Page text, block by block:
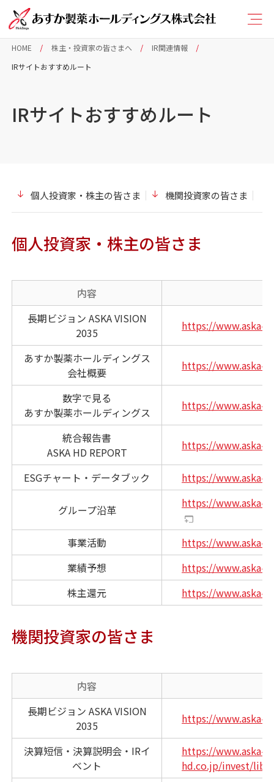
HOME 株主・投資家の皆さまへ
IR関連情報
IRサイトおすすめルート
IRサイトおすすめルート
個人投資家・株主の皆さま 機関投資家の皆さま
個人投資家・株主の皆さま
内容
長期ビジョン ASKA VISION
2035
https://www.aska-
あすか製薬ホールディングス
会社概要
https://www.aska-
数字で見る
あすか製薬ホールディングス
https://www.aska-
統合報告書
ASKA HD REPORT
https://www.aska-
ESGチャート・データブック https://www.aska-
グループ沿革 https://www.aska-
事業活動
https://www.aska-
業績予想
https://www.aska-
株主還元
https://www.aska-
機関投資家の皆さま
内容
長期ビジョン ASKA VISION
2035
https://www.aska-
決算短信・決算説明会・IRイ
ベント
https://www.aska-
hd.co.jp/invest/